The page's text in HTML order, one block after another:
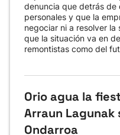
denuncia que detrás de
personales y que la
negociar ni a resolver
que la situación va en
remontistas como del
Orio agua la
Arraun
Ondarroa